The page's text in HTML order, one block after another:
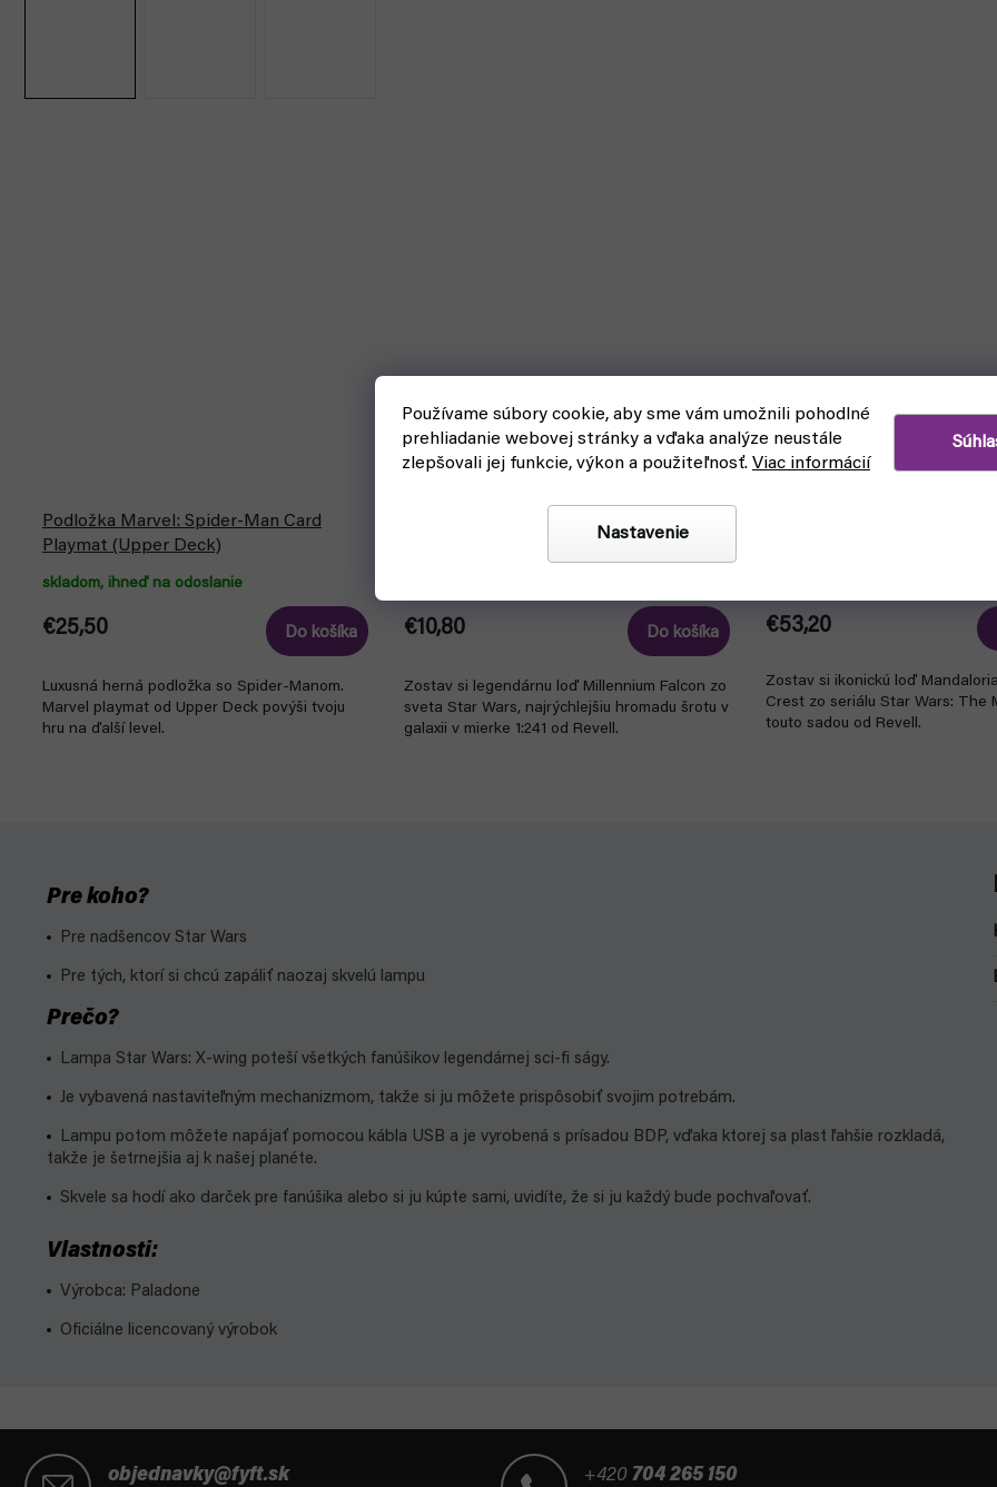
Používame súbory cookie, aby sme vám umožnili pohodlné
prehliadanie webovej stránky a vďaka analýze neustále
zlepšovali jej funkcie, výkon a použiteľnosť. Viac informácií
Nastavenie
Podložka Marvel: Spider-Man Card
Playmat (Upper Deck)
skladom, ihneď na odoslanie
€25,50 Do košíka
Luxusná herná podložka so Spider-Manom.
Marvel playmat od Upper Deck povýši tvoju
hru na ďalší level.
Star Wars: Millennium Falcon - Model
€10,80 Do košíka
Zostav si legendárnu loď Millennium Falcon zo
sveta Star Wars, najrýchlejšiu hromadu šrotu v
galaxii v mierke 1:241 od Revell.
€53,20
Zostav si ikonickú loď
Crest zo seriálu Star Wars: The
touto sadou od Revell.
Pre koho?
Pre nadšencov Star Wars
Pre tých, ktorí si chcú zapáliť naozaj skvelú lampu
Prečo?
Lampa Star Wars: X-wing poteší všetkých fanúšikov legendárnej sci-fi ságy.
Je vybavená nastaviteľným mechanizmom, takže si ju môžete prispôsobiť svojim potrebám.
Lampu potom môžete napájať pomocou kábla USB a je vyrobená s prísadou BDP, vďaka ktorej sa plast ľahšie rozkladá,
takže je šetrnejšia aj k našej planéte.
Skvele sa hodí ako darček pre fanúšika alebo si ju kúpte sami, uvidíte, že si ju každý bude pochvaľovať.
Vlastnosti:
Výrobca: Paladone
Oficiálne licencovaný výrobok
objednavky@fyft.sk +420 704 265 150